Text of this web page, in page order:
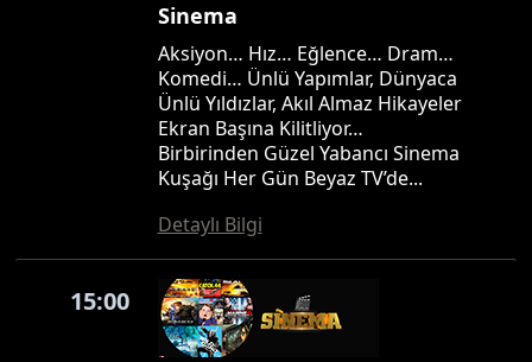
Sinema
Aksiyon… Hız… Eğlence… Dram…
Komedi… Ünlü Yapımlar, Dünyaca
Ünlü Yıldızlar, Akıl Almaz Hikayeler
Ekran Başına Kilitliyor…
Birbirinden Güzel Yabancı Sinema
Kuşağı Her Gün Beyaz TV’de...
Detaylı Bilgi
15:00